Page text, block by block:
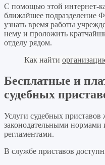
С помощью этой интернет-
ближайшее подразделение
узнать время работы
нему и проложить
отделу рядом.
Как найти
Бесплатные и
судебных
Услуги судебных приставов
законодательными
регламентами.
В службе приставов